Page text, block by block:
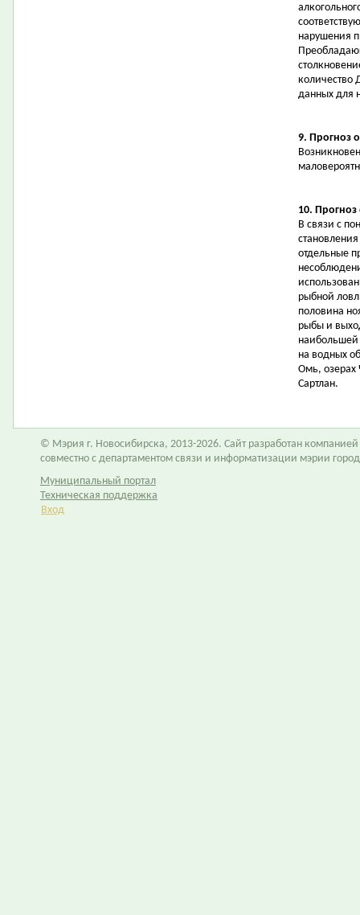
нарушения
количество
данных для
9. Прогноз
10. Прогноз
В связи с
отдельные
рыбной
половина
рыбы и
наибольшей
на водных
Омь,
Сартлан.
© Мэрия г. Новосибирска, 2013-2026. Сайт разработан компанией
совместно с департаментом связи и информатизации мэрии
Муниципальный портал
Техническая поддержка
Вход